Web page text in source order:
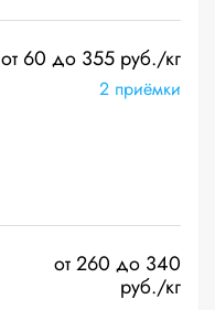
от 60 до 355 руб./кг
2 приёмки
от 260 до 340
руб./кг